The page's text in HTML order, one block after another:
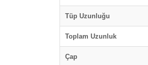
Tüp Uzunluğu
Toplam Uzunluk
Çap